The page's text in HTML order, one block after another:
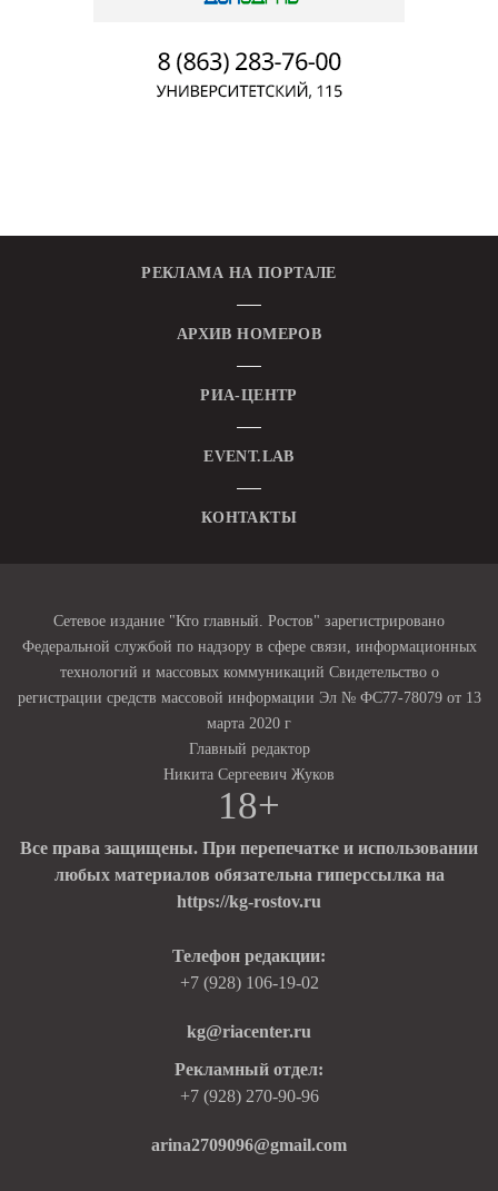
РЕКЛАМА НА ПОРТАЛЕ
АРХИВ НОМЕРОВ
РИА-ЦЕНТР
EVENT.LAB
КОНТАКТЫ
Сетевое издание "Кто главный. Ростов" зарегистрировано
Федеральной службой по надзору в сфере связи, информационных
технологий и массовых коммуникаций Свидетельство о
регистрации средств массовой информации Эл № ФС77-78079 от 13
марта 2020 г
Главный редактор
Никита Сергеевич Жуков
18+
Все права защищены. При перепечатке и использовании
любых материалов обязательна гиперссылка на
https://kg-rostov.ru
Телефон редакции:
+7 (928) 106-19-02
kg@riacenter.ru
Рекламный отдел:
+7 (928) 270-90-96
arina2709096@gmail.com